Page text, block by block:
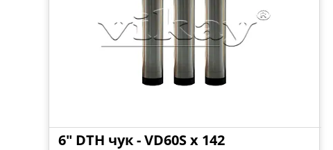
6" DTH чук - VD60S x 142